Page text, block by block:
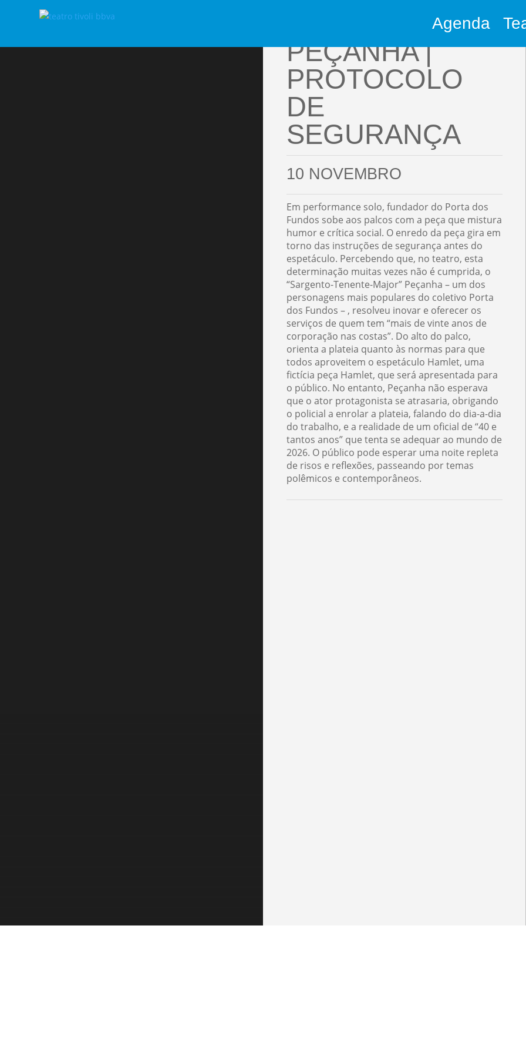
Agenda
PEÇANHA |
PROTOCOLO
DE
SEGURANÇA
10 NOVEMBRO
Em performance solo, fundador do Porta dos
Fundos sobe aos palcos com a peça que mistura
humor e crítica social. O enredo da peça gira em
torno das instruções de segurança antes do
espetáculo. Percebendo que, no teatro, esta
determinação muitas vezes não é cumprida, o
“Sargento-Tenente-Major” Peçanha – um dos
personagens mais populares do coletivo Porta
dos Fundos – , resolveu inovar e oferecer os
serviços de quem tem “mais de vinte anos de
corporação nas costas”. Do alto do palco,
orienta a plateia quanto às normas para que
todos aproveitem o espetáculo Hamlet, uma
fictícia peça Hamlet, que será apresentada para
o público. No entanto, Peçanha não esperava
que o ator protagonista se atrasaria, obrigando
o policial a enrolar a plateia, falando do dia-a-dia
do trabalho, e a realidade de um oficial de “40 e
tantos anos” que tenta se adequar ao mundo de
2026. O público pode esperar uma noite repleta
de risos e reflexões, passeando por temas
polêmicos e contemporâneos.